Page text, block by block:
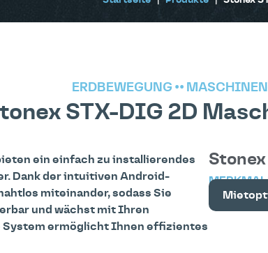
ERDBEWEGUNG ••
STX-DIG 2D
ein einfach zu installierendes
Dank der intuitiven Android-
miteinander, sodass Sie
und wächst mit Ihren
ermöglicht Ihnen effizientes